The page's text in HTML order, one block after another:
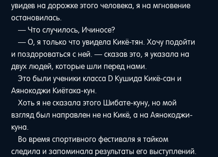
увидев на дорожке этого человека, я на мгновение
остановилась.
— Что случилось, Ичиносе?
— О, я только что увидела Кикё-тян. Хочу подойти
и поздороваться с ней. — сказав это, я указала на
двух людей, которые шли перед нами.
Это были ученики класса D Кушида Кикё-сан и
Аянокоджи Киётака-кун.
Хоть я не сказала этого Шибате-куну, но мой
взгляд был направлен не на Кикё, а на Аянокоджи-
куна.
Во время спортивного фестиваля я тайком
следила и запоминала результаты его выступлений.